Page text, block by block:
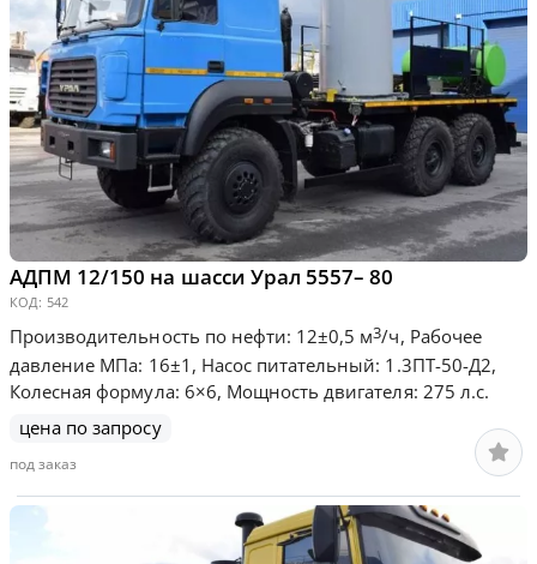
АДПМ 12/150 на шасси Урал 5557– 80
КОД: 542
Производительность по нефти: 12±0,5 м3/ч, Рабочее
давление МПа: 16±1, Насос питательный: 1.3ПТ-50-Д2,
Колесная формула: 6×6, Мощность двигателя: 275 л.с.
цена по запросу
под заказ